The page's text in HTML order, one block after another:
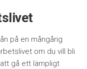
på en mångårig
om du vill bli
gå ett lämpligt